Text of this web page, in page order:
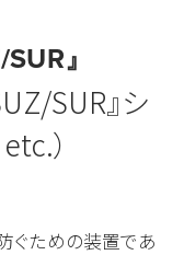
』
SUR』シ
）
ぐための装置であ